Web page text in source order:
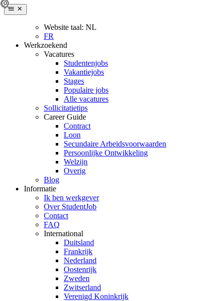
Website taal: NL
FR
Werkzoekend
Vacatures
Studentenjobs
Vakantiejobs
Stages
Populaire jobs
Alle vacatures
Sollicitatietips
Career Guide
Contract
Loon
Secundaire Arbeidsvoorwaarden
Persoonlijke Ontwikkeling
Welzijn
Overig
Blog
Informatie
Ik ben werkgever
Over StudentJob
Contact
FAQ
International
Duitsland
Frankrijk
Nederland
Oostenrijk
Zweden
Zwitserland
Verenigd Koninkrijk